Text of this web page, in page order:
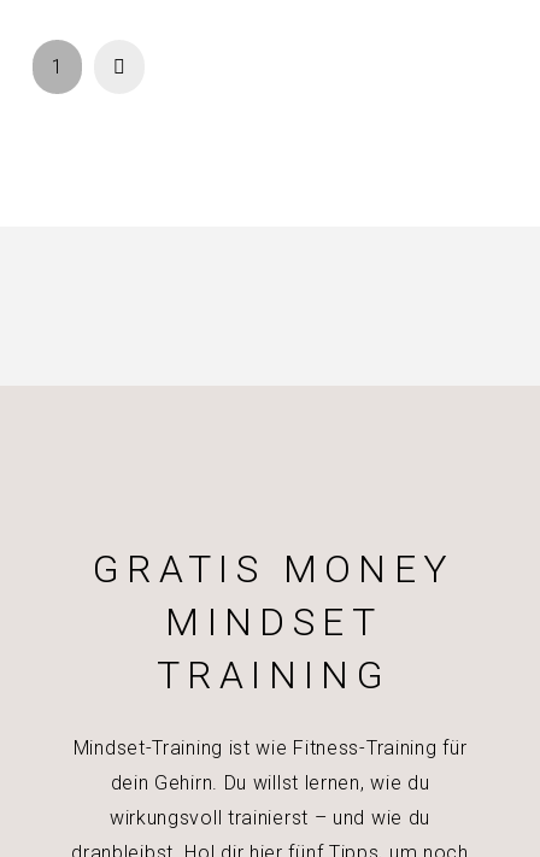
1
GRATIS MONEY
MINDSET
TRAINING
Mindset-Training ist wie Fitness-Training für
dein Gehirn. Du willst lernen, wie du
wirkungsvoll trainierst – und wie du